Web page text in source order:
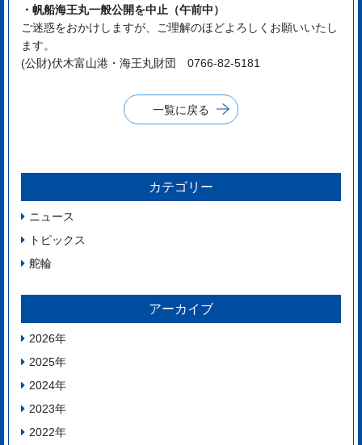
・帆船海王丸一般公開を中止（午前中）
ご迷惑をおかけしますが、ご理解のほどよろしくお願いいたし
ます。
(公財)伏木富山港・海王丸財団 0766-82-5181
一覧に戻る
カテゴリー
ニュース
トピックス
舵輪
アーカイブ
2026年
2025年
2024年
2023年
2022年